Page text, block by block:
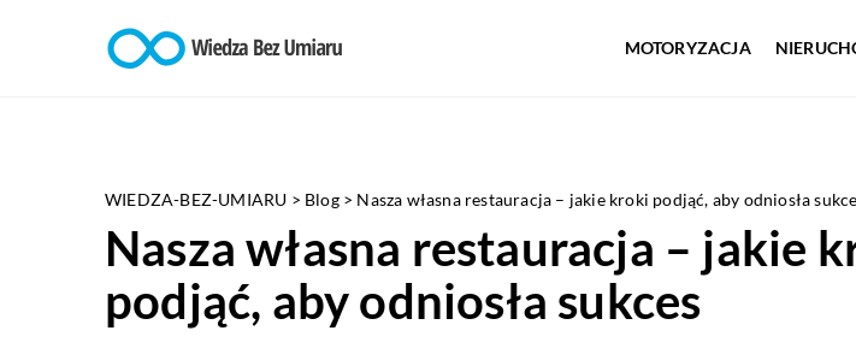
MOTORYZACJA
WIEDZA-BEZ-UMIARU > Blog> Nasza własna restauracja – jakie kroki podjąć, aby odniosła
Nasza własna restauracja – jakie
podjąć, aby odniosła sukces